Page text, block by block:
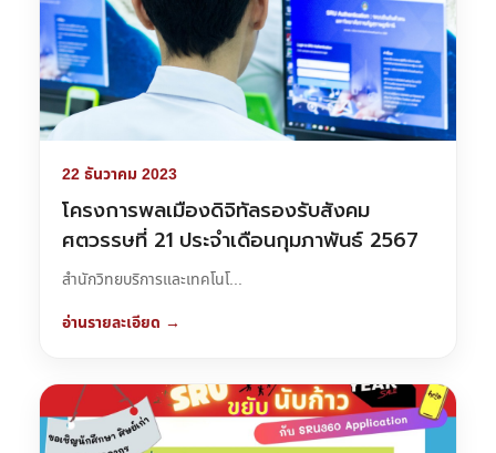
22 ธันวาคม 2023
โครงการพลเมืองดิจิทัลรองรับสังคม
ศตวรรษที่ 21 ประจำเดือนกุมภาพันธ์ 2567
สำนักวิทยบริการและเทคโนโ...
อ่านรายละเอียด →